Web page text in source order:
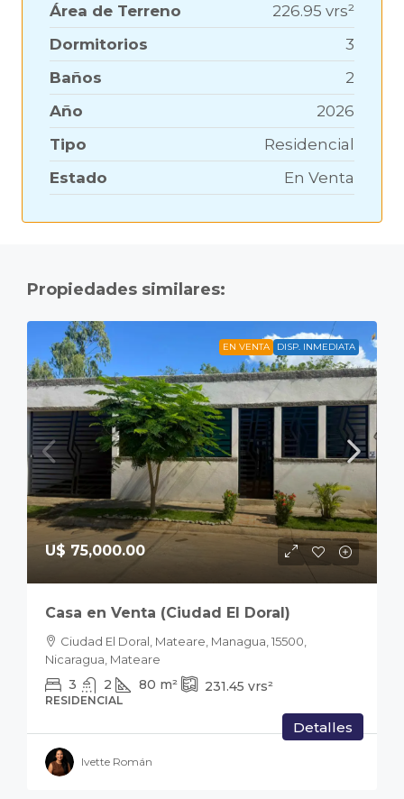
Área de Terreno
226.95 vrs²
Dormitorios
3
Baños
2
Año
2026
Tipo
Residencial
Estado
En Venta
Propiedades similares:
EN VENTA DISP. INMEDIATA
U$ 75,000.00
Casa en Venta (Ciudad El Doral)
Ciudad El Doral, Mateare, Managua, 15500,
Nicaragua, Mateare
3 2 80 m² 231.45 vrs²
RESIDENCIAL
Detalles
Ivette Román